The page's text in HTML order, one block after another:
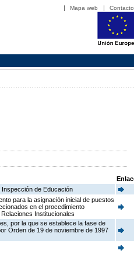
Mapa web Contacto
de Educación
para la asignación inicial de puestos
en el procedimiento
Institucionales
por la que se establece la fase de
Orden de 19 de noviembre de 1997